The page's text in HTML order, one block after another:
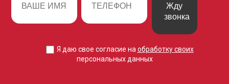
Жду
звонка
Я даю свое согласие на обработку своих
персональных данных